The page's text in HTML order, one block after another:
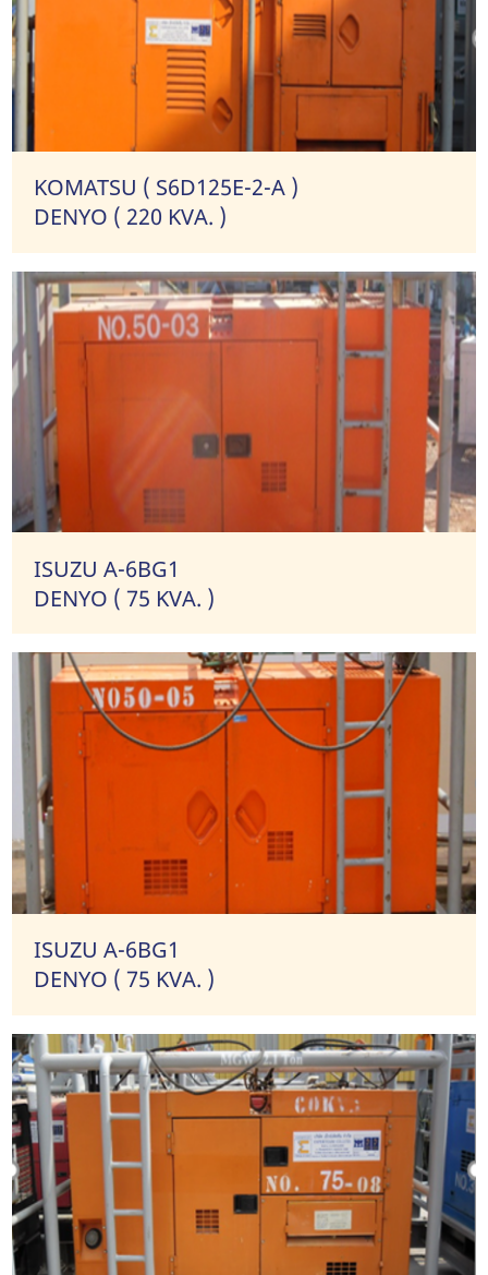
KOMATSU ( S6D125E-2-A )
DENYO ( 220 KVA. )
ISUZU A-6BG1
DENYO ( 75 KVA. )
ISUZU A-6BG1
DENYO ( 75 KVA. )